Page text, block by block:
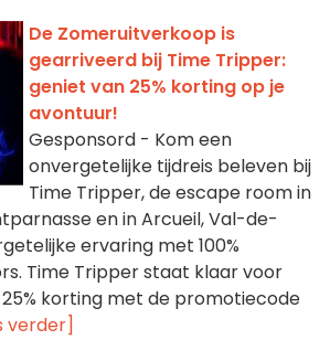
De Zomeruitverkoop is
gearriveerd bij Time Tripper:
geniet van 25% korting op je
avontuur!
Gesponsord - Kom een
onvergetelijke tijdreis beleven bij
Time Tripper, de escape room in
en in Arcueil, Val-de-
ervaring met 100%
Time Tripper staat klaar voor
korting met de promotiecode
verder]